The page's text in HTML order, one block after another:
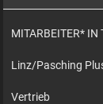
MITARBEITER* IN
Linz/Pasching
Vertrieb